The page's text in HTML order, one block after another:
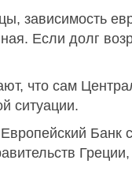
зависимость
Если долг
что сам
ситуации.
Банк